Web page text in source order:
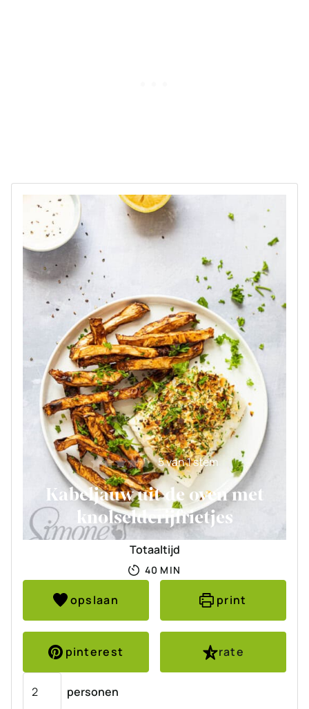
5van 1 stem
Kabeljauw uit de oven met
knolselderijfrietjes
Totaaltijd
40 MINUTEN
MIN
opslaan print
pinterest
rate
personen